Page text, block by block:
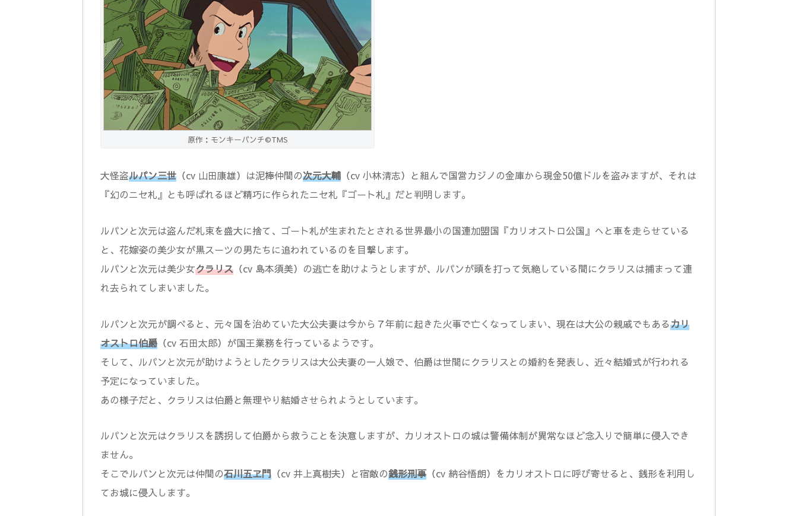
原作：モンキーパンチ©TMS
大怪盗ルパン三世 （cv 山田康雄）は泥棒仲間の次元大輔 （cv 小林清志）と組んで国営カジノの金庫から現金50億ドルを盗みますが、それは
『幻のニセ札』とも呼ばれるほど精巧に作られたニセ札『ゴート札』だと判明します。
ルパンと次元は盗んだ札束を盛大に捨て、ゴート札が生まれたとされる世界最小の国連加盟国『カリオストロ公国』へと車を走らせている
と、花嫁姿の美少女が黒スーツの男たちに追われているのを目撃します。
ルパンと次元は美少女クラリス （cv 島本須美）の逃亡を助けようとしますが、ルパンが頭を打って気絶している間にクラリスは捕まって連
れ去られてしまいました。
ルパンと次元が調べると、元々国を治めていた大公夫妻は今から７年前に起きた火事で亡くなってしまい、現在は大公の親戚でもあるカリ
オストロ伯爵 （cv 石田太郎）が国王業務を行っているようです。
そして、ルパンと次元が助けようとしたクラリスは大公夫妻の一人娘で、伯爵は世間にクラリスとの婚約を発表し、近々結婚式が行われる
予定になっていました。
あの様子だと、クラリスは伯爵と無理やり結婚させられようとしています。
ルパンと次元はクラリスを誘拐して伯爵から救うことを決意しますが、カリオストロの城は警備体制が異常なほど念入りで簡単に侵入でき
ません。
そこでルパンと次元は仲間の石川五ヱ門 （cv 井上真樹夫）と宿敵の銭形刑事 （cv 納谷悟朗）をカリオストロに呼び寄せると、銭形を利用し
てお城に侵入します。